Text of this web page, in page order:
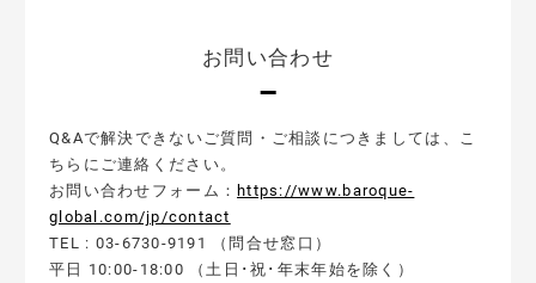
お問い合わせ
Q&Aで解決できないご質問・ご相談につきましては、こ
ちらにご連絡ください。
お問い合わせフォーム： https://www.baroque-
global.com/jp/contact
TEL : 03-6730-9191 （問合せ窓口）
平日 10:00-18:00 （土日･祝･年末年始を除く）